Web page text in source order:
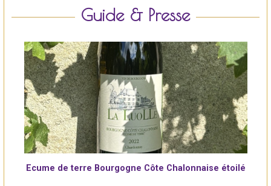
Guide & Presse
Ecume de terre Bourgogne Côte Chalonnaise étoilé